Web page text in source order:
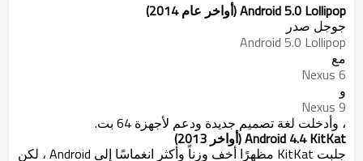
Android 5.0 Lollipop (أواخر عام 2014)
جوجل صدر
Android 5.0 Lollipop
مع
Nexus 6
و
Nexus 9
، وأدخلت لغة تصميم جديدة ودعم لأجهزة 64 بت.
Android 4.4 KitKat (أواخر 2013)
جلبت KitKat مظهرًا أخف وزناً وأكثر انغماسًا إلى Android ، لكن